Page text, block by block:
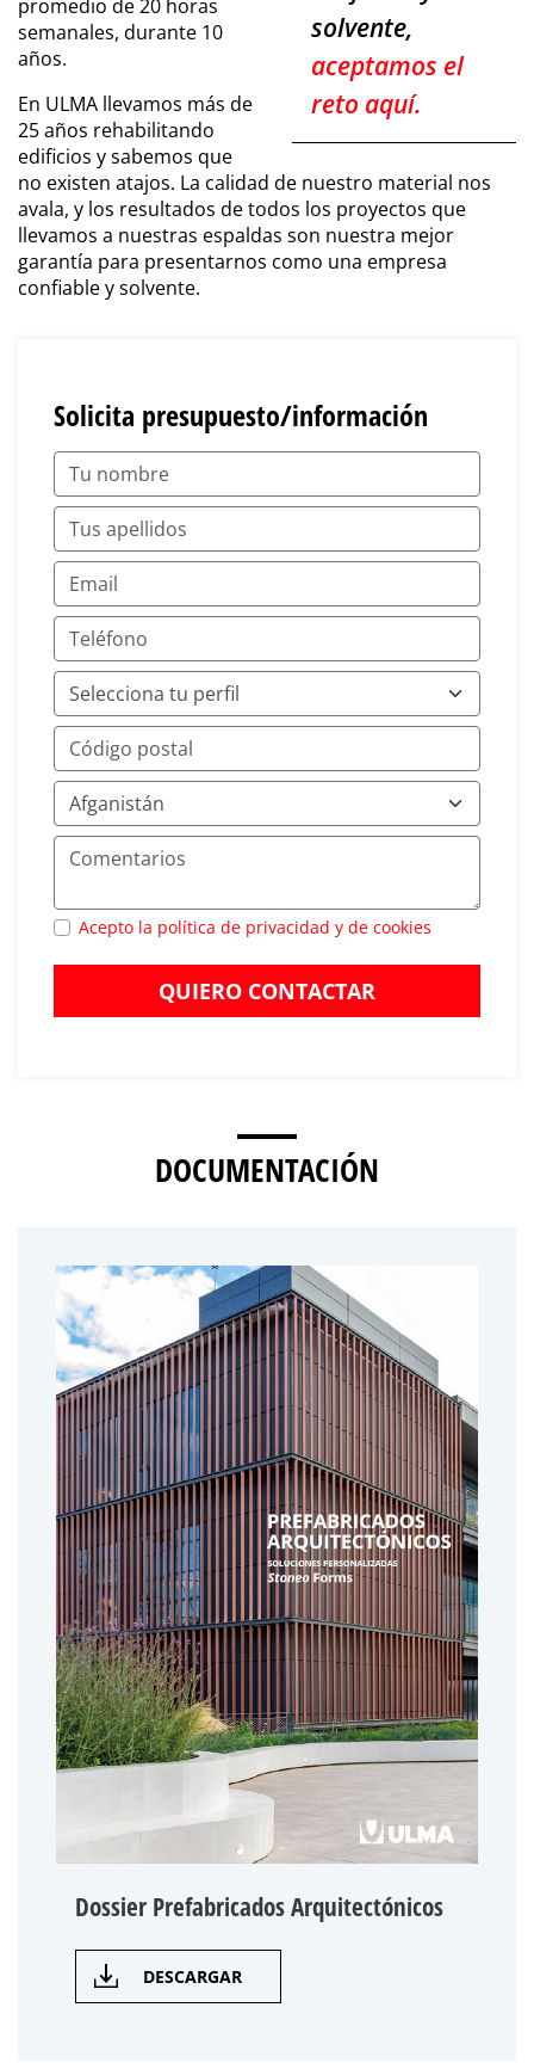
solvente,
aceptamos el
reto aquí.
promedio de 20 horas
semanales, durante 10
años.
En ULMA llevamos más de
25 años rehabilitando
edificios y sabemos que
no existen atajos. La calidad de nuestro material nos
avala, y los resultados de todos los proyectos que
llevamos a nuestras espaldas son nuestra mejor
garantía para presentarnos como una empresa
confiable y solvente.
Solicita presupuesto/información
Acepto la política de privacidad y de cookies
QUIERO CONTACTAR
DOCUMENTACIÓN
Dossier Prefabricados Arquitectónicos
DESCARGAR